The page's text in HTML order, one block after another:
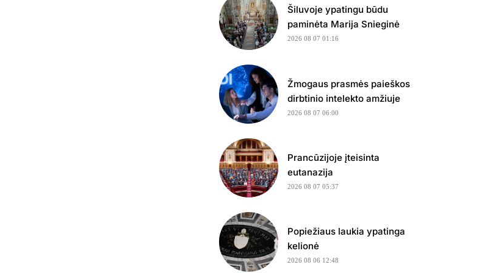
Šiluvoje ypatingu būdu
paminėta Marija Snieginė
2026 08 07 01:16
Žmogaus prasmės paieškos
dirbtinio intelekto amžiuje
2026 08 07 06:00
Prancūzijoje įteisinta
eutanazija
2026 08 07 05:37
Popiežiaus laukia ypatinga
kelionė
2026 08 06 12:48